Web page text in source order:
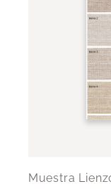
Muestra